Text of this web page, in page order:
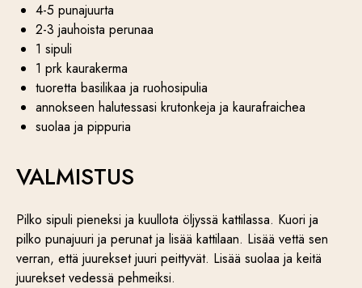
4-5 punajuurta
2-3 jauhoista perunaa
1 sipuli
1 prk kaurakerma
tuoretta basilikaa ja ruohosipulia
annokseen halutessasi krutonkeja ja kaurafraichea
suolaa ja pippuria
VALMISTUS
Pilko sipuli pieneksi ja kuullota öljyssä kattilassa. Kuori ja
pilko punajuuri ja perunat ja lisää kattilaan. Lisää vettä sen
verran, että juurekset juuri peittyvät. Lisää suolaa ja keitä
juurekset vedessä pehmeiksi.